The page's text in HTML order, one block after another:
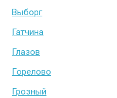
Выборг
Гатчина
Глазов
Горелово
Грозный